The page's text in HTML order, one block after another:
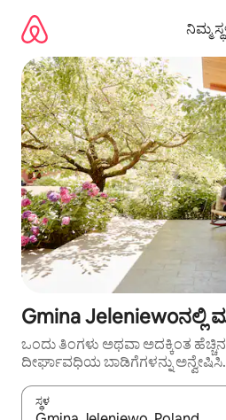
ಹೋಗಿ
ನಿಮ್ಮ
Gmina Jeleniewoನಲ್ಲಿ
ಒಂದು ತಿಂಗಳು ಅಥವಾ ಅದಕ್ಕಿಂತ
ದೀರ್ಘಾವಧಿಯ ಬಾಡಿಗೆಗಳನ್ನು ಅನ್ವೇಷಿಸಿ.
ಸ್ಥಳ